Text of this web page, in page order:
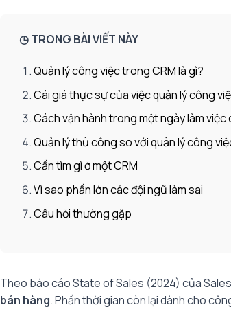
◷ TRONG BÀI VIẾT NÀY
Quản lý công việc trong CRM là gì?
Cái giá thực sự của việc quản lý công
Cách vận hành trong một ngày làm việc
Quản lý thủ công so với quản lý công
Cần tìm gì ở một CRM
Vì sao phần lớn các đội ngũ làm sai
Câu hỏi thường gặp
Theo báo cáo State of Sales (2024) của
bán hàng. Phần thời gian còn lại dành cho